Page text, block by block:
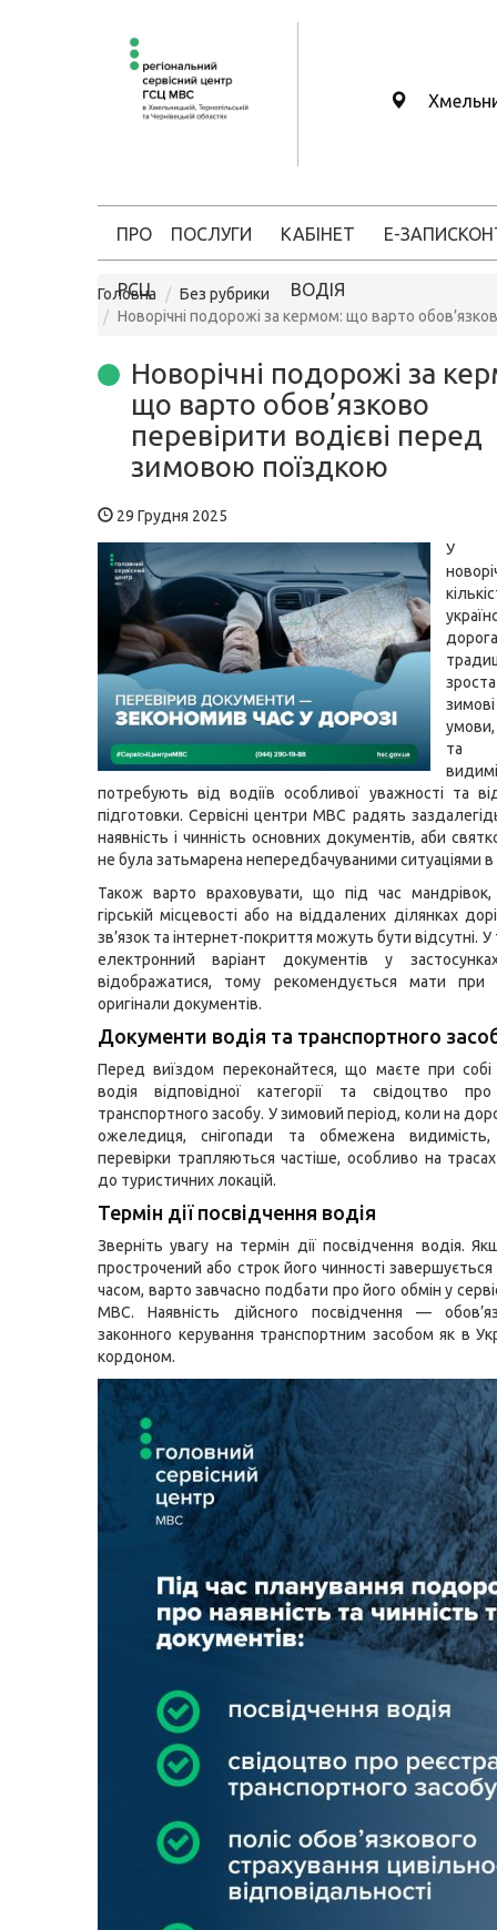
ПРО
РСЦ
ПОСЛУГИ КАБІНЕТ
ВОДІЯ
Е-ЗАПИС
Головна
Без рубрики
Новорічні подорожі за кермом: що варто
Новорічні подорожі за
що варто обов’язково
перевірити водієві перед
зимовою поїздкою
29 Грудня 2025
У
та
потребують від водіїв особливої уважності та
підготовки. Сервісні центри МВС радять
наявність і чинність основних документів, аби
не була затьмарена непередбачуваними ситуаціями в
Також варто враховувати, що під час
гірській місцевості або на віддалених ділянках
зв’язок та інтернет-покриття можуть бути відсутні.
електронний варіант документів у
відображатися, тому рекомендується мати при
оригінали документів.
Документи водія та транспортного
Перед виїздом переконайтеся, що маєте при собі
водія відповідної категорії та свідоцтво про
транспортного засобу. У зимовий період, коли на
ожеледиця, снігопади та обмежена видимість,
перевірки трапляються частіше, особливо на трасах
до туристичних локацій.
Термін дії посвідчення водія
Зверніть увагу на термін дії посвідчення водія.
прострочений або строк його чинності
часом, варто завчасно подбати про його обмін у
МВС. Наявність дійсного посвідчення —
законного керування транспортним засобом як в
кордоном.